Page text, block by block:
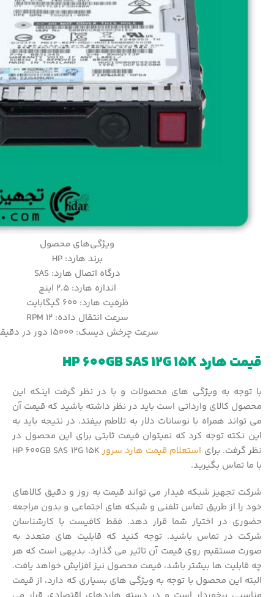
ویژگی‌های محصول
برند هارد: HP
درگاه اتصال هارد: SAS
اندازه هارد: ۲.۵ اینچ
ظرفیت هارد: ۶۰۰ گیگابایت
سرعت انتقال داده: 12 RPM
سرعت چرخش دیسک: ۱۵۰۰۰ دور در دقیقه
قیمت هارد HP 600GB SAS 12G 15K
با توجه به ویژگی های محصولات و با در نظر گرفت اینکه این
محصول کالای وارداتی است باید در نظر داشته باشید که قیمت آن
می تواند همراه با نوسانات دلار به تلاطم بیفتد، در نتیجه باید به
این نکته توجه کرد که نمیتوان قیمت ثابتی برای این محصول در
نظر گرفت. برای استعلام قیمت هارد سرور HP 600GB SAS 12G 15K
با ما تماس بگیرید.
شرکت تجهیز شبکه فیدار می تواند قیمت به روز و دقیق کالاهای
خود را از طریق تماس تلفنی و شبکه های اجتماعی و بدون مراجعه
حضوری در اختیار شما قرار دهد. فقط کافیست با کارشناسان
شرکت در تماس باشید. توجه کنید که قابلیت های متعدد به
صورت مستقیم روی قیمت آن تاثیر می گذارد. بدیهی است که هر
چه قابلیت ها بیشتر باشد، قیمت محصول نیز افزایش خواهد یافت.
البته این محصول با توجه به ویژگی های بسیاری که دارد، از قیمت